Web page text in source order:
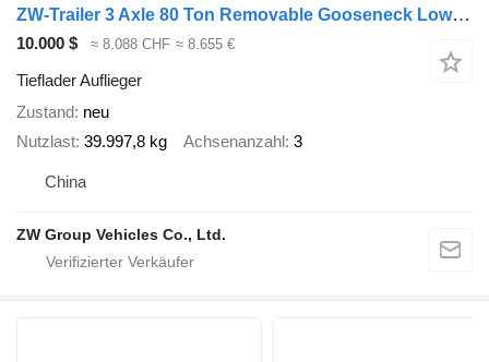
ZW-Trailer 3 Axle 80 Ton Removable Gooseneck Lowboy Trailer RGN Trailer for
10.000 $ ≈ 8.088 CHF ≈ 8.655 €
Tieflader Auflieger
Zustand neu
Nutzlast 39.997,8 kg Achsenanzahl 3
China
ZW Group Vehicles Co., Ltd.